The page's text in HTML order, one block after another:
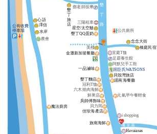
鄧老師按摩
水岸
農會
三陽租車
美棧
六木燒肉海鮮
鮮果店
吳師傅魯味
貝力岡
佳珍海產店
旅南海鮮
一品滷味
魔法廚房
墾
丁
路
公共廁所
念念大街
宜庭T恤
足霸養生館
屈臣氏WATSONS
湄南海餐廳
佛 光巷
Havaianas
公有收費
停車場
墾丁QQ蛋奶
澤信
星空/太空艙
墾丁麵店
i shopping
元氣早午餐輕食
金灘新加坡餐廳
橋庭民宿
貝殼灣旅店
冠利T恤
阿默兒手工鞋
心語
墾
丁
旅
店